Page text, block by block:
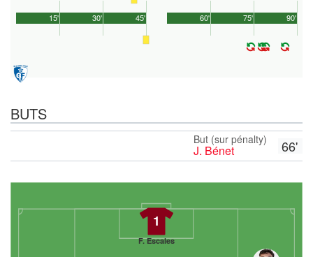
45'
15' 30' 90'
60' 75'
BUTS
66'
But (sur pénalty)
J. Bénet
1
F. Escales